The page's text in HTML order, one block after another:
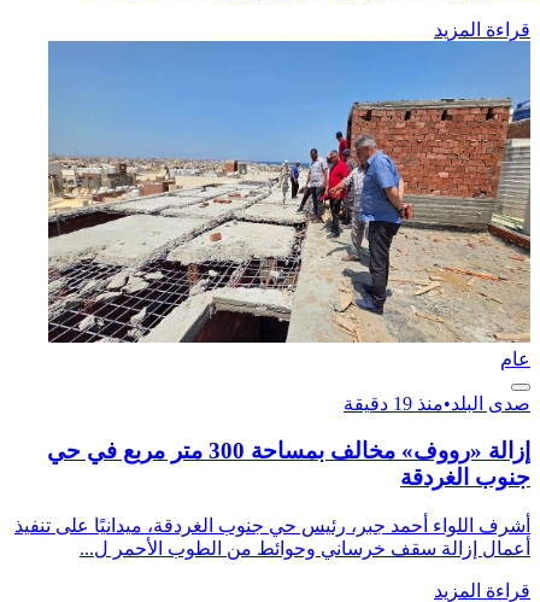
قراءة المزيد
عام
صدى البلد•منذ 19 دقيقة
إزالة «رووف» مخالف بمساحة 300 متر مربع في حي
جنوب الغردقة
أشرف اللواء أحمد جبر، رئيس حي جنوب الغردقة، ميدانيًا على تنفيذ
أعمال إزالة سقف خرساني وحوائط من الطوب الأحمر ل...
قراءة المزيد